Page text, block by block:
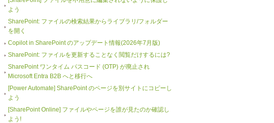
よう
SharePoint: ファイルの検索結果からライブラリ/フォルダー
を開く
Copilot in SharePoint のアップデート情報(2026年7月版)
SharePoint: ファイルを更新することなく閲覧だけするには?
SharePoint ワンタイム パスコード (OTP) が廃止され
Microsoft Entra B2B へと移行へ
[Power Automate] SharePoint のページを別サイトにコピーし
よう
[SharePoint Online] ファイルやページを誰が見たのか確認し
よう!